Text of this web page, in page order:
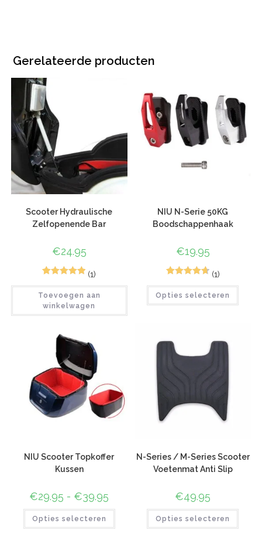
Gerelateerde producten
Scooter Hydraulische
Zelfopenende Bar
€24.95
5.00op 5
gebaseerd
waarderinge
(1)
Toevoegen aan
winkelwagen
NIU N-Serie 50KG
Boodschappenhaak
€19.95
d4.75op 5
(1)
Opties selecteren
NIU Scooter Topkoffer
Kussen
€29.95 - €39.95
Opties selecteren
N-Series / M-Series Scooter
Voetenmat Anti Slip
€49.95
Opties selecteren